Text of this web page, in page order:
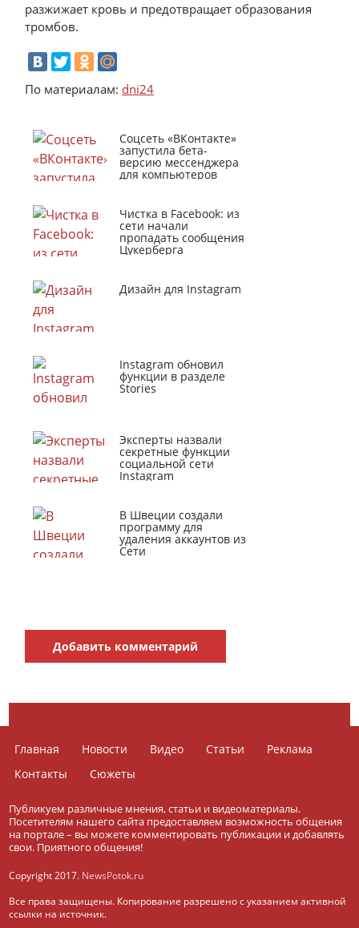
разжижает кровь и предотвращает образования
тромбов.
По материалам: dni24
Соцсеть «ВКонтакте»
запустила бета-
версию мессенджера
для компьютеров
Чистка в Facebook: из
сети начали
пропадать сообщения
Цукерберга
Дизайн для Instagram
Instagram обновил
функции в разделе
Stories
Эксперты назвали
секретные функции
социальной сети
Instagram
В Швеции создали
программу для
удаления аккаунтов из
Сети
Добавить комментарий
Главная Новости Видео Статьи
Реклама
Контакты
Сюжеты
Публикуем различные мнения, статьи и видеоматериалы.
Посетителям нашего сайта предоставляем возможность общения
на портале – вы можете комментировать публикации и добавлять
свои. Приятного общения!
Copyright 2017. NewsPotok.ru
Все права защищены. Копирование разрешено с указанием активной
ссылки на источник.